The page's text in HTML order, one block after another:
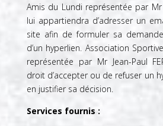
Amis du Lundi représentée par Mr
lui appartiendra d’adresser un
site afin de formuler sa
d’un hyperlien. Association
représentée par Mr Jean-Paul
droit d’accepter ou de refuser un
en justifier sa décision.
Services fournis :